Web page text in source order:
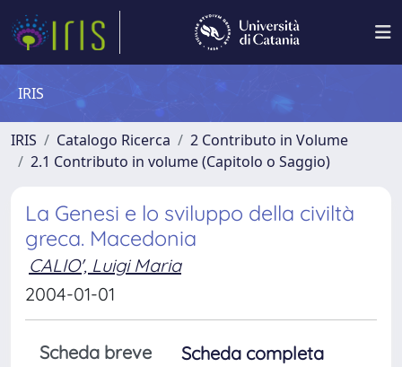
IRIS
IRIS Catalogo Ricerca
2 Contributo in Volume
2.1 Contributo in volume (Capitolo o Saggio)
La Genesi e lo sviluppo della civiltà
greca. Macedonia
CALIO', Luigi Maria
2004-01-01
Scheda breve
Scheda completa